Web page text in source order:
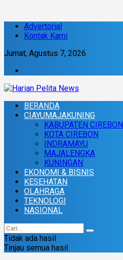
Advertorial
Kontak Kami
Jumat, Agustus 7, 2026
BERANDA
CIAYUMAJAKUNING
KABUPATEN CIREBON
KOTA CIREBON
INDRAMAYU
MAJALENGKA
KUNINGAN
EKONOMI & BISNIS
KESEHATAN
OLAHRAGA
TEKNOLOGI
NASIONAL
Tidak ada hasil
Tinjau semua hasil